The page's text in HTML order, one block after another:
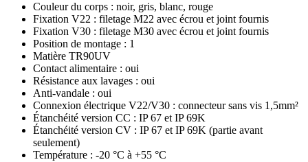
Couleur du corps : noir, gris, blanc, rouge
Fixation V22 : filetage M22 avec écrou et joint fournis
Fixation V30 : filetage M30 avec écrou et joint fournis
Position de montage : 1
Matière TR90UV
Contact alimentaire : oui
Résistance aux lavages : oui
Anti-vandale : oui
Connexion électrique V22/V30 : connecteur sans vis 1,5mm²
Étanchéité version CC : IP 67 et IP 69K
Étanchéité version CV : IP 67 et IP 69K (partie avant
seulement)
Température : -20 °C à +55 °C